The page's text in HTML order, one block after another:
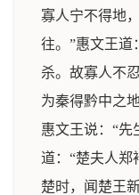
寡人宁不得地
往。”惠文王道
杀。故寡人不
为秦得黔中之
惠文王说：“先
道：“楚夫人郑
楚时，闻楚王